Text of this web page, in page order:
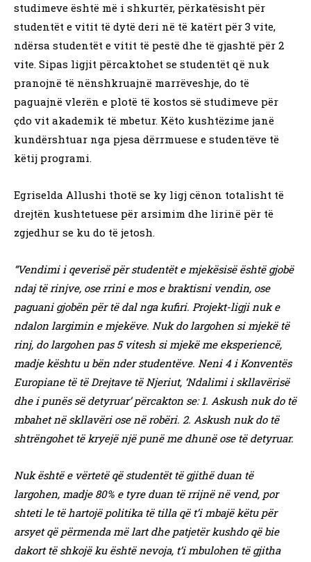
studimeve është më i shkurtër, përkatësisht për
studentët e vitit të dytë deri në të katërt për 3 vite,
ndërsa studentët e vitit të pestë dhe të gjashtë për 2
vite. Sipas ligjit përcaktohet se studentët që nuk
pranojnë të nënshkruajnë marrëveshje, do të
paguajnë vlerën e plotë të kostos së studimeve për
çdo vit akademik të mbetur. Këto kushtëzime janë
kundërshtuar nga pjesa dërrmuese e studentëve të
këtij programi.
Egriselda Allushi thotë se ky ligj cënon totalisht të
drejtën kushtetuese për arsimim dhe lirinë për të
zgjedhur se ku do të jetosh.
“Vendimi i qeverisë për studentët e mjekësisë është gjobë
ndaj të rinjve, ose rrini e mos e braktisni vendin, ose
paguani gjobën për të dal nga kufiri. Projekt-ligji nuk e
ndalon largimin e mjekëve. Nuk do largohen si mjekë të
rinj, do largohen pas 5 vitesh si mjekë me eksperiencë,
madje kështu u bën nder studentëve. Neni 4 i Konventës
Europiane të të Drejtave të Njeriut, ‘Ndalimi i skllavërisë
dhe i punës së detyruar’ përcakton se: 1. Askush nuk do të
mbahet në skllavëri ose në robëri. 2. Askush nuk do të
shtrëngohet të kryejë një punë me dhunë ose të detyruar.
Nuk është e vërtetë që studentët të gjithë duan të
largohen, madje 80% e tyre duan të rrijnë në vend, por
shteti le të hartojë politika të tilla që t’i mbajë këtu për
arsyet që përmenda më lart dhe patjetër kushdo që bie
dakort të shkojë ku është nevoja, t’i mbulohen të gjitha